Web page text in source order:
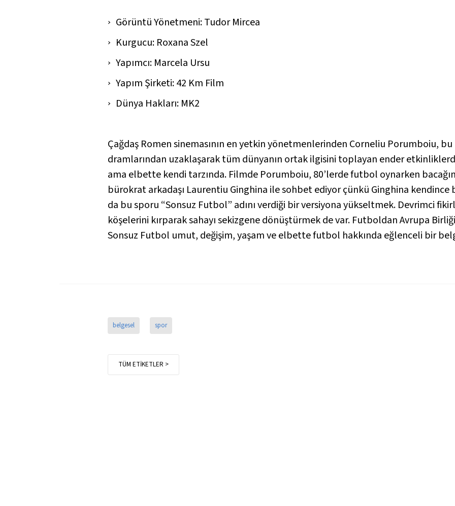
Görüntü Yönetmeni: Tudor Mircea
Kurgucu: Roxana Szel
Yapımcı: Marcela Ursu
Yapım Şirketi: 42 Km Film
Dünya Hakları: MK2
Çağdaş Romen sinemasının en yetkin yönetmenlerinden Corneliu Porumboiu, bu
dramlarından uzaklaşarak tüm dünyanın ortak ilgisini toplayan ender
ama elbette kendi tarzında. Filmde Porumboiu, 80’lerde futbol oynarken
bürokrat arkadaşı Laurentiu Ginghina ile sohbet ediyor çünkü Ginghina kendince
da bu sporu “Sonsuz Futbol” adını verdiği bir versiyona yükseltmek. Devrimci
köşelerini kırparak sahayı sekizgene dönüştürmek de var. Futboldan Avrupa
Sonsuz Futbol umut, değişim, yaşam ve elbette futbol hakkında eğlenceli bir
belgesel spor
TÜM ETİKETLER >